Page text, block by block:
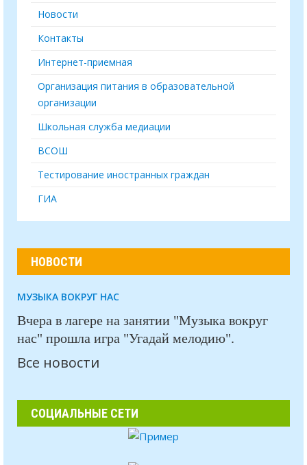
Новости
Контакты
Интернет-приемная
Организация питания в образовательной
организации
Школьная служба медиации
ВСОШ
Тестирование иностранных граждан
ГИА
НОВОСТИ
МУЗЫКА ВОКРУГ НАС
Вчера в лагере на занятии "Музыка вокруг
нас" прошла игра "Угадай мелодию".
Все новости
СОЦИАЛЬНЫЕ СЕТИ